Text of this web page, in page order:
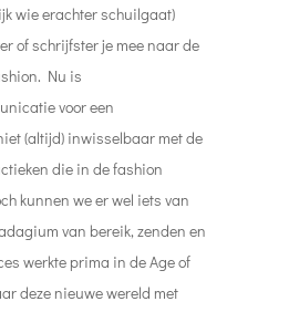
wie erachter schuilgaat)
of schrijfster je mee naar de
Nu is
voor een
(altijd) inwisselbaar met de
die in de fashion
kunnen we er wel iets van
van bereik, zenden en
werkte prima in de Age of
deze nieuwe wereld met